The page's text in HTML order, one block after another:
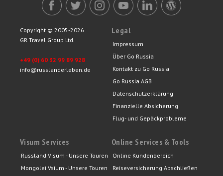
Copyright © 2005-2026
GR Travel Group Ltd.
+49 (0) 60 32 99 89 928
info@russlanderleben.de
Legal
Impressum
Über Go Russia
Kontakt zu Go Russia
Go Russia AGB
Datenschutzerklärung
Finanzielle Absicherung
Flug- und Gepäckprobleme
Visum Services
Russland Visum - Unsere Touren
Mongolei Vsium - Unsere Touren
Online Services & Tools
Online Kundenbereich
Reiseversicherung Abschließen